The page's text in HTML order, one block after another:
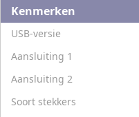
Kenmerken
USB-versie
Aansluiting 1
Aansluiting 2
Soort stekkers